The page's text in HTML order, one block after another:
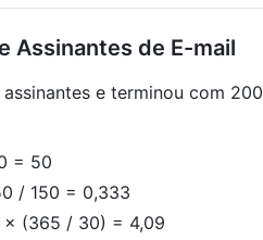
Assinantes de E-mail
e terminou com 200
= 50
/ 150 = 0,333
× (365 / 30) = 4,09